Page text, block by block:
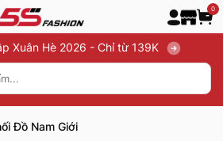
0
Xuân Hè 2026 - Chỉ từ 139K
Đồ Nam Giới